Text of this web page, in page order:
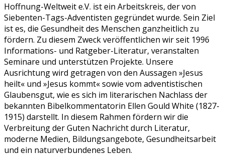
Hoffnung-Weltweit e.V. ist ein Arbeitskreis, der von
Siebenten-Tags-Adventisten gegründet wurde. Sein Ziel
ist es, die Gesundheit des Menschen ganzheitlich zu
fördern. Zu diesem Zweck veröffentlichen wir seit 1996
Informations- und Ratgeber-Literatur, veranstalten
Seminare und unterstützen Projekte. Unsere
Ausrichtung wird getragen von den Aussagen »Jesus
heilt« und »Jesus kommt« sowie vom adventistischen
Glaubensgut, wie es sich im literarischen Nachlass der
bekannten Bibelkommentatorin Ellen Gould White (1827-
1915) darstellt. In diesem Rahmen fördern wir die
Verbreitung der Guten Nachricht durch Literatur,
moderne Medien, Bildungsangebote, Gesundheitsarbeit
und ein naturverbundenes Leben.